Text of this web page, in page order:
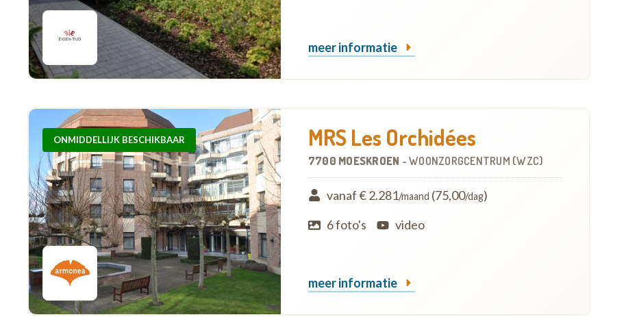
meer informatie
ONMIDDELLIJK BESCHIKBAAR MRS Les Orchidées
7700 MOESKROEN -WOONZORGCENTRUM (WZC)
vanaf € 2.281/maand (75,00/dag)
6 foto's
video
meer informatie